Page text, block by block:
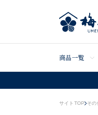
商品一覧
サイトTOP その